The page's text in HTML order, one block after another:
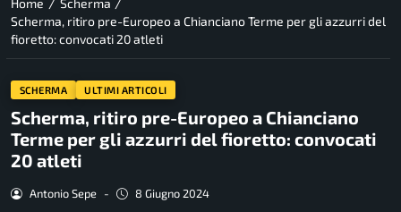
Home Scherma
Scherma, ritiro pre-Europeo a Chianciano Terme per gli azzurri del
fioretto: convocati 20 atleti
SCHERMA ULTIMI ARTICOLI
Scherma, ritiro pre-Europeo a Chianciano
Terme per gli azzurri del fioretto: convocati
20 atleti
Antonio Sepe - 8 Giugno 2024